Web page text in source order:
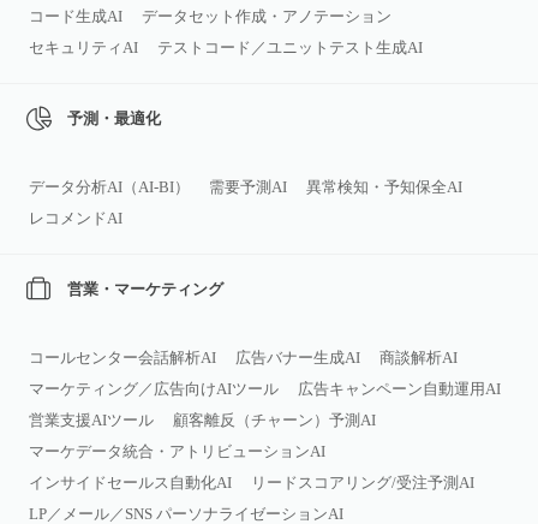
コード生成AI
データセット作成・アノテーション
セキュリティAI
テストコード／ユニットテスト生成AI
予測・最適化
データ分析AI（AI‑BI） 需要予測AI
異常検知・予知保全AI
レコメンドAI
営業・マーケティング
コールセンター会話解析AI 広告バナー生成AI
商談解析AI
マーケティング／広告向けAIツール
広告キャンペーン自動運用AI
営業支援AIツール
顧客離反（チャーン）予測AI
マーケデータ統合・アトリビューションAI
インサイドセールス自動化AI
リードスコアリング/受注予測AI
LP／メール／SNS パーソナライゼーションAI